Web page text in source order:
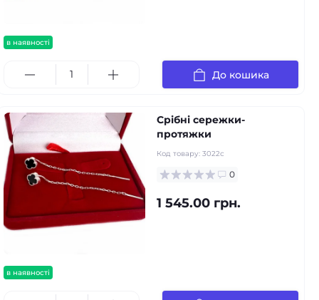
в наявності
До кошика
в наявності
Срібні сережки-
протяжки
Код товару: 3022с
0
1 545.00 грн.